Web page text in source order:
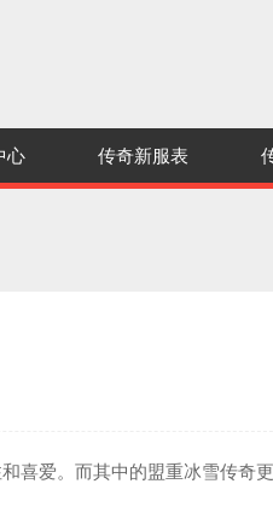
心 传奇新服表
喜爱。而其中的盟重冰雪传奇更